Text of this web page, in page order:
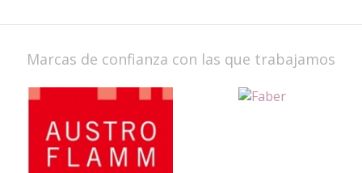
Marcas de confianza con las que trabajamos